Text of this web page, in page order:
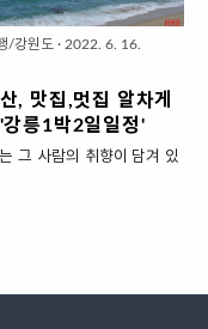
데요. 이 곳에 멋드러진 카
럿 모여 있는 '카페 거리'가
. 그 ..
요. 수제비 반죽마냥~ 미
으로 만들어 놓을 수 없고 주
임에도 식당이 흔하지 않은
도 해요. 그러니 더더욱 '감
'의 본고장~ 강원도에 갔
만드는 맛집이어야겠죠?
/강원도 · 2022. 6. 16.
, 맛집,멋집 알차게
강릉1박2일일정'
그 사람의 취향이 담겨 있
형입니다. 이 관광형 여행